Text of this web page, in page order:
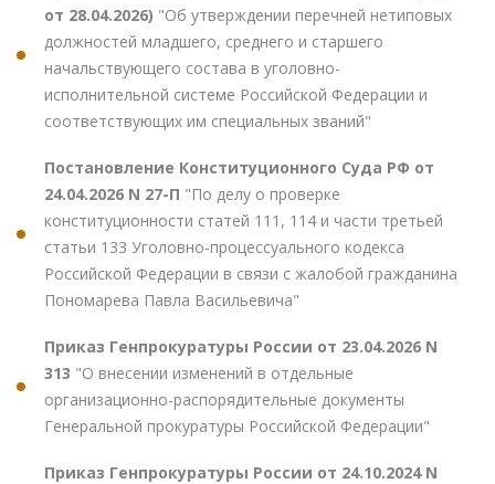
от 28.04.2026) "Об утверждении перечней нетиповых
должностей младшего, среднего и старшего
начальствующего состава в уголовно-
исполнительной системе Российской Федерации и
соответствующих им специальных званий"
Постановление Конституционного Суда РФ от
24.04.2026 N 27-П "По делу о проверке
конституционности статей 111, 114 и части третьей
статьи 133 Уголовно-процессуального кодекса
Российской Федерации в связи с жалобой гражданина
Пономарева Павла Васильевича"
Приказ Генпрокуратуры России от 23.04.2026 N
313 "О внесении изменений в отдельные
организационно-распорядительные документы
Генеральной прокуратуры Российской Федерации"
Приказ Генпрокуратуры России от 24.10.2024 N